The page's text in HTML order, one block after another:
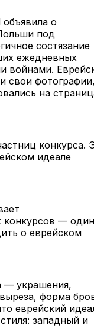
объявила о
под
состязание
ежедневных
войнами.
свои фотографии,
на
конкурса.
идеале
конкурсов — один
о еврейском
— украшения,
форма
еврейский
западный и